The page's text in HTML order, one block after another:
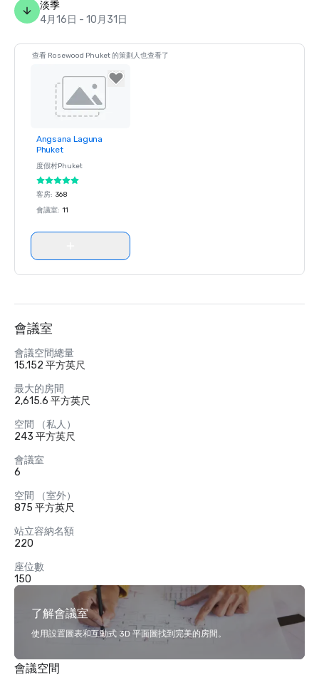
淡季
4月16日 - 10月31日
查看 Rosewood Phuket 的策劃人也查看了
Removed from
favorites
Angsana Laguna
Phuket
度假村Phuket
客房: 368
會議室: 11
會議室
會議空間總量
15,152 平方英尺
最大的房間
2,615.6 平方英尺
空間 （私人）
243 平方英尺
會議室
6
空間 （室外）
875 平方英尺
站立容納名額
220
座位數
150
了解會議室
使用設置圖表和互動式 3D 平面圖找到完美的房間。
會議空間